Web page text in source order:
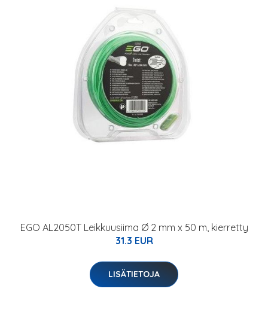
EGO AL2050T Leikkuusiima Ø 2 mm x 50 m, kierretty
31.3 EUR
LISÄTIETOJA